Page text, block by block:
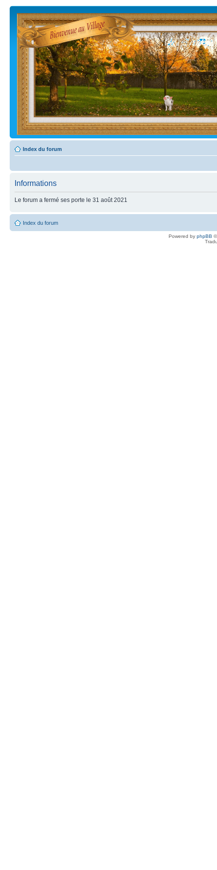
Index du forum
Informations
Le forum a fermé ses porte le 31 août 2021
Index du forum
Powered by phpBB